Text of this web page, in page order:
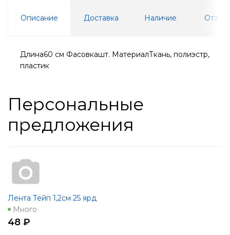
Описание Доставка Наличие
Длина60 см Фасовкашт. МатериалТкань, полиэстр,
пластик
Персональные
предложения
Лента Тейп 1,2см 25 ярд
Много
48 ₽